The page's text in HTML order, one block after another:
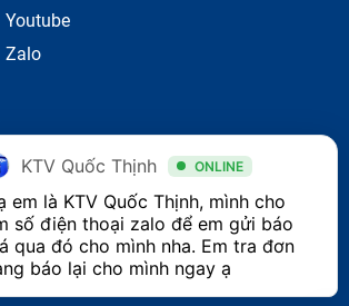
Youtube
Zalo
KTV Quốc Thịnh ONLINE
em là KTV Quốc Thịnh, mình cho
số điện thoại zalo để em gửi báo
qua đó cho mình nha. Em tra đơn
báo lại cho mình ngay ạ